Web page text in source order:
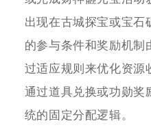
出现在古城探宝或宝石
的参与条件和奖励机制
过适应规则来优化资源
通过道具兑换或功勋奖
统的固定分配逻辑。